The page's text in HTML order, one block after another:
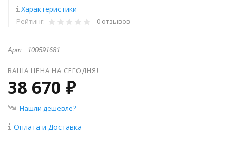
Характеристики
Рейтинг: 0 отзывов
Арт.: 100591681
ВАША ЦЕНА НА СЕГОДНЯ!
38 670 ₽
Нашли дешевле?
Оплата и Доставка